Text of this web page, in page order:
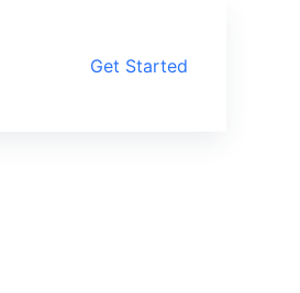
Get Started